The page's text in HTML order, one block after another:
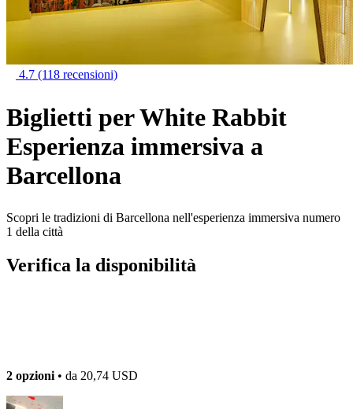
4.7 (118 recensioni)
Biglietti per White Rabbit
Esperienza immersiva a
Barcellona
Scopri le tradizioni di Barcellona nell'esperienza immersiva numero
1 della città
Verifica la disponibilità
2 opzioni • da 20,74 USD